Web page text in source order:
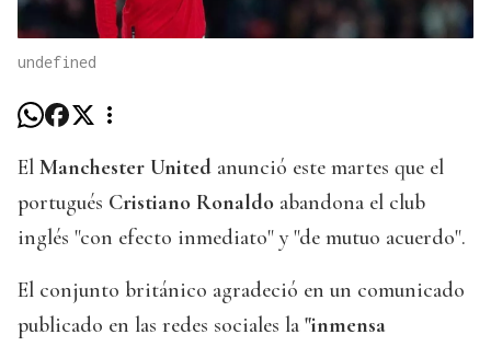
undefined
El Manchester United anunció este martes que el
portugués Cristiano Ronaldo abandona el club
inglés "con efecto inmediato" y "de mutuo acuerdo".
El conjunto británico agradeció en un comunicado
publicado en las redes sociales la "inmensa